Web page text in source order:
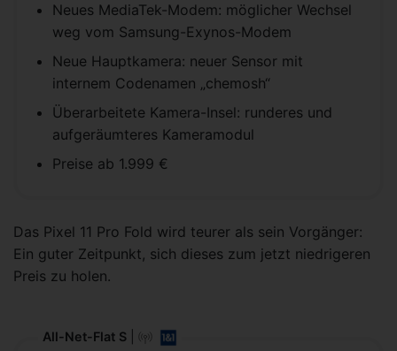
Neues MediaTek-Modem: möglicher Wechsel
weg vom Samsung-Exynos-Modem
Neue Hauptkamera: neuer Sensor mit
internem Codenamen „chemosh“
Überarbeitete Kamera-Insel: runderes und
aufgeräumteres Kameramodul
Preise ab 1.999 €
Das Pixel 11 Pro Fold wird teurer als sein Vorgänger:
Ein guter Zeitpunkt, sich dieses zum jetzt niedrigeren
Preis zu holen.
All-Net-Flat S